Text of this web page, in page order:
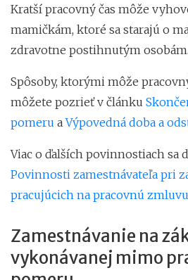
Kratší pracovný čas môže
mamičkám, ktoré sa starajú o
zdravotne postihnutým osobám.
Spôsoby, ktorými môže
môžete pozrieť v článku
pomeru aVýpovedná doba a
Viac o ďalších povinnostiach sa
Povinnosti zamestnávateľa pri
pracujúcich na pracovnú zmluvu
Zamestnávanie na
vykonávanej mimo